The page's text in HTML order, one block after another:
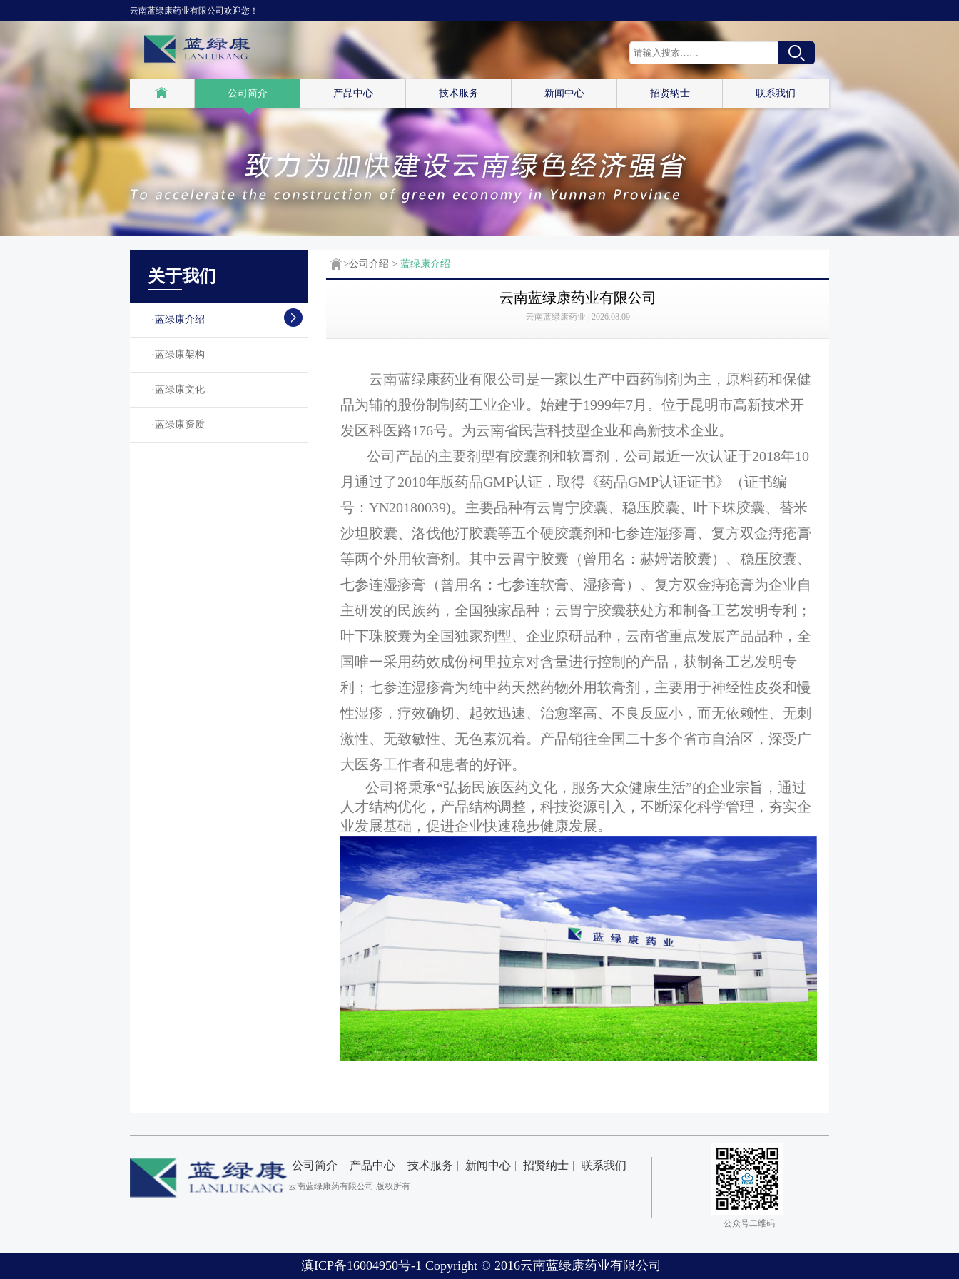
云南蓝绿康药业有限公司欢迎您！
公司简介 产品中心 技术服务 新闻中心 招贤纳士 联系我们
关于我们
·蓝绿康介绍
·蓝绿康架构
·蓝绿康文化
·蓝绿康资质
>公司介绍 > 蓝绿康介绍
云南蓝绿康药业有限公司
云南蓝绿康药业 | 2026.08.09
云南蓝绿康药业有限公司是一家以生产中西药制剂为主，原料药和保健
品为辅的股份制制药工业企业。始建于1999年7月。位于昆明市高新技术开
发区科医路176号。为云南省民营科技型企业和高新技术企业。
公司产品的主要剂型有胶囊剂和软膏剂，公司最近一次认证于2018年10
月通过了2010年版药品GMP认证，取得《药品GMP认证证书》（证书编
号：YN20180039)。主要品种有云胃宁胶囊、稳压胶囊、叶下珠胶囊、替米
沙坦胶囊、洛伐他汀胶囊等五个硬胶囊剂和七参连湿疹膏、复方双金痔疮膏
等两个外用软膏剂。其中云胃宁胶囊（曾用名：赫姆诺胶囊）、稳压胶囊、
七参连湿疹膏（曾用名：七参连软膏、湿疹膏）、复方双金痔疮膏为企业自
主研发的民族药，全国独家品种；云胃宁胶囊获处方和制备工艺发明专利；
叶下珠胶囊为全国独家剂型、企业原研品种，云南省重点发展产品品种，全
国唯一采用药效成份柯里拉京对含量进行控制的产品，获制备工艺发明专
利；七参连湿疹膏为纯中药天然药物外用软膏剂，主要用于神经性皮炎和慢
性湿疹，疗效确切、起效迅速、治愈率高、不良反应小，而无依赖性、无刺
激性、无致敏性、无色素沉着。产品销往全国二十多个省市自治区，深受广
大医务工作者和患者的好评。
公司将秉承“弘扬民族医药文化，服务大众健康生活”的企业宗旨，通过
人才结构优化，产品结构调整，科技资源引入，不断深化科学管理，夯实企
业发展基础，促进企业快速稳步健康发展。
公司简介 | 产品中心 | 技术服务 | 新闻中心 | 招贤纳士 | 联系我们
云南蓝绿康药有限公司 版权所有
公众号二维码
滇ICP备16004950号-1 Copyright © 2016云南蓝绿康药业有限公司